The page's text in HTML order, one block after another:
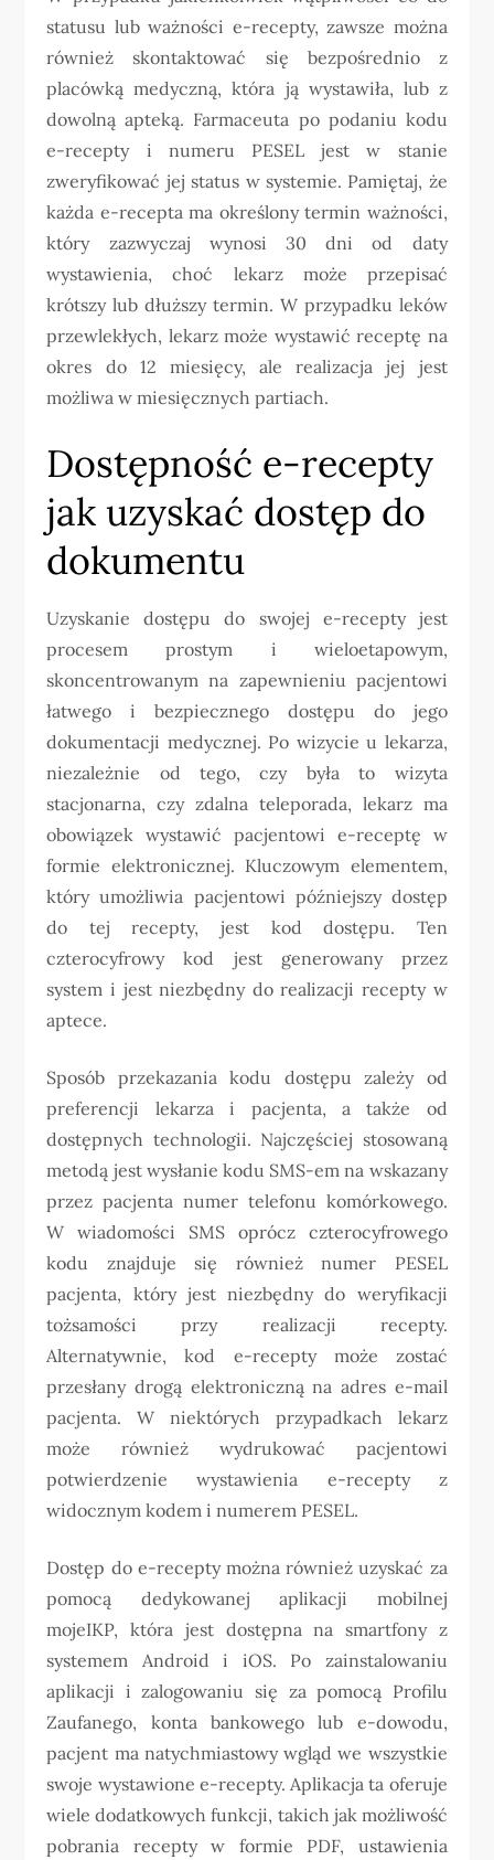
statusu lub ważności e-recepty, zawsze można
również skontaktować się bezpośrednio z
placówką medyczną, która ją wystawiła, lub z
dowolną apteką. Farmaceuta po podaniu kodu
e-recepty i numeru PESEL jest w stanie
zweryfikować jej status w systemie. Pamiętaj, że
każda e-recepta ma określony termin ważności,
który zazwyczaj wynosi 30 dni od daty
wystawienia, choć lekarz może przepisać
krótszy lub dłuższy termin. W przypadku leków
przewlekłych, lekarz może wystawić receptę na
okres do 12 miesięcy, ale realizacja jej jest
możliwa w miesięcznych partiach.
Dostępność e-recepty
jak uzyskać dostęp do
dokumentu
Uzyskanie dostępu do swojej e-recepty jest
procesem prostym i wieloetapowym,
skoncentrowanym na zapewnieniu pacjentowi
łatwego i bezpiecznego dostępu do jego
dokumentacji medycznej. Po wizycie u lekarza,
niezależnie od tego, czy była to wizyta
stacjonarna, czy zdalna teleporada, lekarz ma
obowiązek wystawić pacjentowi e-receptę w
formie elektronicznej. Kluczowym elementem,
który umożliwia pacjentowi późniejszy dostęp
do tej recepty, jest kod dostępu. Ten
czterocyfrowy kod jest generowany przez
system i jest niezbędny do realizacji recepty w
aptece.
Sposób przekazania kodu dostępu zależy od
preferencji lekarza i pacjenta, a także od
dostępnych technologii. Najczęściej stosowaną
metodą jest wysłanie kodu SMS-em na wskazany
przez pacjenta numer telefonu komórkowego.
W wiadomości SMS oprócz czterocyfrowego
kodu znajduje się również numer PESEL
pacjenta, który jest niezbędny do weryfikacji
tożsamości przy realizacji recepty.
Alternatywnie, kod e-recepty może zostać
przesłany drogą elektroniczną na adres e-mail
pacjenta. W niektórych przypadkach lekarz
może również wydrukować pacjentowi
potwierdzenie wystawienia e-recepty z
widocznym kodem i numerem PESEL.
Dostęp do e-recepty można również uzyskać za
pomocą dedykowanej aplikacji mobilnej
mojeIKP, która jest dostępna na smartfony z
systemem Android i iOS. Po zainstalowaniu
aplikacji i zalogowaniu się za pomocą Profilu
Zaufanego, konta bankowego lub e-dowodu,
pacjent ma natychmiastowy wgląd we wszystkie
swoje wystawione e-recepty. Aplikacja ta oferuje
wiele dodatkowych funkcji, takich jak możliwość
pobrania recepty w formie PDF, ustawienia